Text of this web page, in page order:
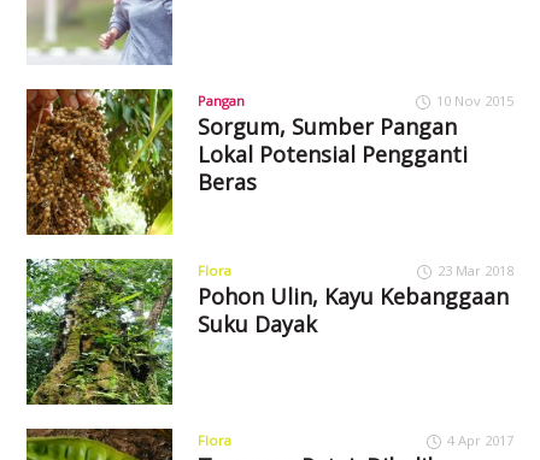
Pangan 10 Nov 2015
Sorgum, Sumber Pangan
Lokal Potensial Pengganti
Beras
Flora 23 Mar 2018
Pohon Ulin, Kayu Kebanggaan
Suku Dayak
Flora 4 Apr 2017